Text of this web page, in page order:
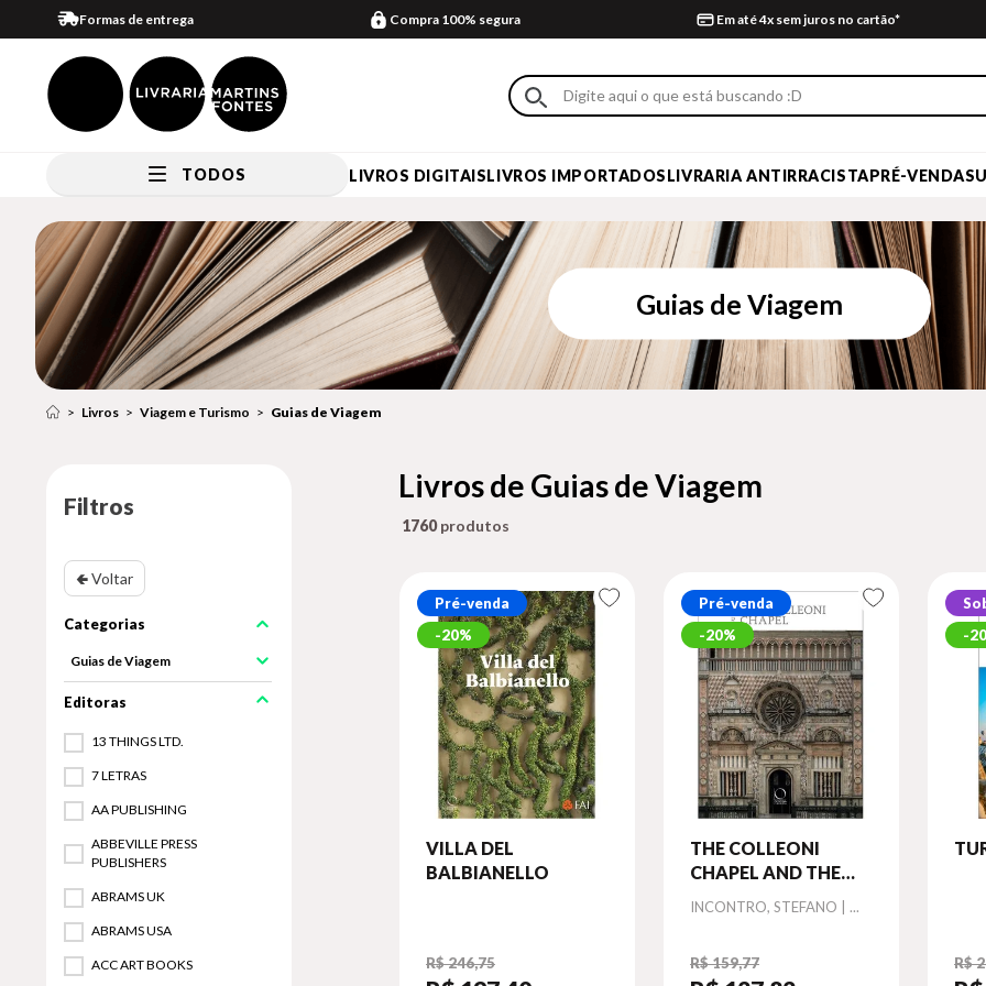
Formas de entrega Compra 100% segura Em até 4x sem juros no cartão*
TODOS LIVROS DIGITAISLIVROS IMPORTADOSLIVRARIA ANTIRRACISTAPRÉ-VENDA
Guias de Viagem
Livros Viagem e Turismo Guias de Viagem
Filtros
🢀 Voltar
Guias de Viagem
13 THINGS LTD.
7 LETRAS
AA PUBLISHING
ABBEVILLE PRESS
PUBLISHERS
ABRAMS UK
ABRAMS USA
ACC ART BOOKS
Livros de Guias de Viagem
1760
Pré-venda
20%
VILLA DEL
BALBIANELLO
R$ 246,75
Pré-venda
20%
THE COLLEONI
CHAPEL AND THE
LUOGO PIO DELLA
Autor
INCONTRO, STEFANO | ...
R$ 159,77 R$